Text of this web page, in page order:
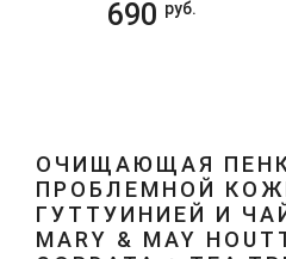
690 руб.
ОЧИЩАЮЩАЯ
ПРОБЛЕМНОЙ
ГУТТУИНИЕЙ И
MARY & MAY